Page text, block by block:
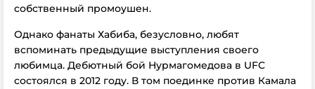
собственный промоушен.
Однако фанаты Хабиба, безусловно, любят
вспоминать предыдущие выступления своего
любимца. Дебютный бой Нурмагомедова в UFC
состоялся в 2012 году. В том поединке против Камала